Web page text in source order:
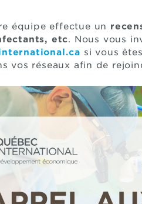
équipe effectue un
etc. Nous vous
si vous
vos réseaux afin de